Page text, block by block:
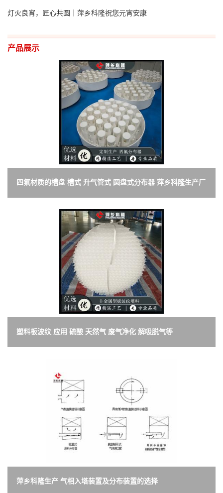
灯火良宵，匠心共圆｜萍乡科隆祝您元宵安康
产品展示
四氟材质的槽盘 槽式 升气管式 圆盘式分布器 萍乡科隆生产厂
家
塑料板波纹 应用 硫酸 天然气 废气净化 解吸脱气等
萍乡科隆生产 气相入塔装置及分布装置的选择